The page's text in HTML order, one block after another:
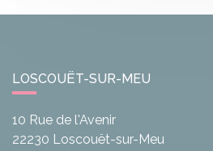
LOSCOUËT-SUR-MEU
10 Rue de l'Avenir
22230 Loscouët-sur-Meu